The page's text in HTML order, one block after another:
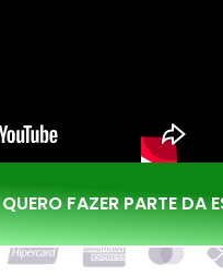
QUERO FAZER PARTE DA